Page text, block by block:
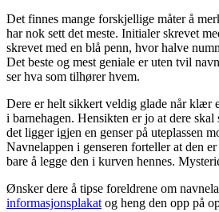
Det finnes mange forskjellige måter å
har nok sett det meste. Initialer skrevet
skrevet med en blå penn, hvor halve
Det beste og mest geniale er uten tvil
ser hva som tilhører hvem.
Dere er helt sikkert veldig glade når klær
i barnehagen. Hensikten er jo at dere
det ligger igjen en genser på uteplassen
Navnelappen i genseren forteller at den
bare å legge den i kurven hennes.
Ønsker dere å tipse foreldrene om
informasjonsplakat og heng den opp på